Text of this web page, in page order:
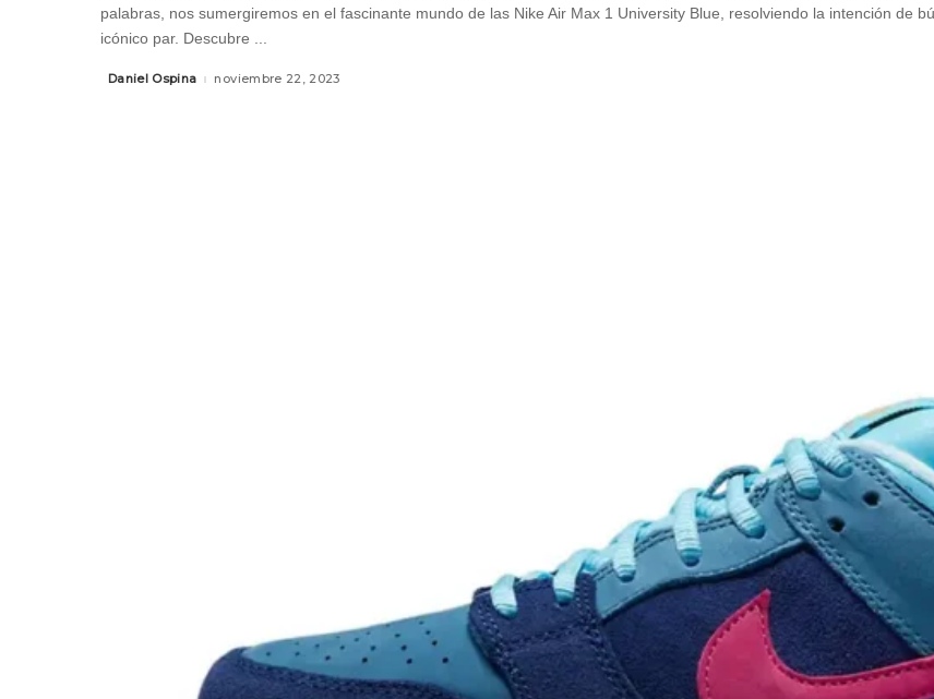
palabras, nos sumergiremos en el fascinante mundo de las Nike Air Max 1 University Blue, resolviendo la intención de
icónico par. Descubre
Posted
Daniel Ospina noviembre 22, 2023